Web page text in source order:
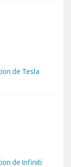
de Tesla
de Infiniti